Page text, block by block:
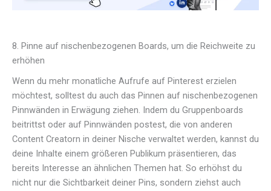
8. Pinne auf nischenbezogenen Boards, um die Reichweite zu
erhöhen
Wenn du mehr monatliche Aufrufe auf Pinterest erzielen
möchtest, solltest du auch das Pinnen auf nischenbezogenen
Pinnwänden in Erwägung ziehen. Indem du Gruppenboards
beitrittst oder auf Pinnwänden postest, die von anderen
Content Creatorn in deiner Nische verwaltet werden, kannst du
deine Inhalte einem größeren Publikum präsentieren, das
bereits Interesse an ähnlichen Themen hat. So erhöhst du
nicht nur die Sichtbarkeit deiner Pins, sondern ziehst auch